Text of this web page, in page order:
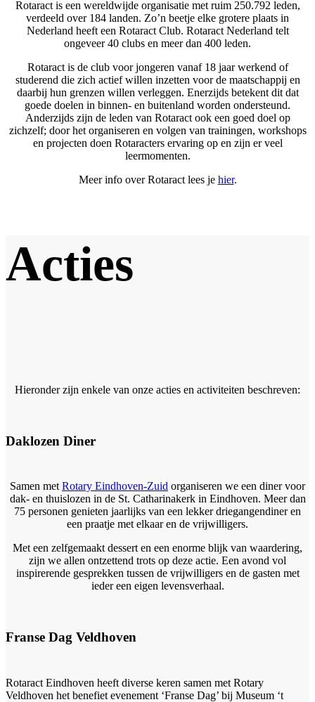
Rotaract is een wereldwijde organisatie met ruim 250.792 leden,
verdeeld over 184 landen. Zo’n beetje elke grotere plaats in
Nederland heeft een Rotaract Club. Rotaract Nederland telt
ongeveer 40 clubs en meer dan 400 leden.
Rotaract is de club voor jongeren vanaf 18 jaar werkend of
studerend die zich actief willen inzetten voor de maatschappij en
daarbij hun grenzen willen verleggen. Enerzijds betekent dit dat
goede doelen in binnen‐ en buitenland worden ondersteund.
Anderzijds zijn de leden van Rotaract ook een goed doel op
zichzelf; door het organiseren en volgen van trainingen, workshops
en projecten doen Rotaracters ervaring op en zijn er veel
leermomenten.
Meer info over Rotaract lees je hier.
Acties
Hieronder zijn enkele van onze acties en activiteiten beschreven:
Daklozen Diner
Samen met Rotary Eindhoven-Zuid organiseren we een diner voor
dak- en thuislozen in de St. Catharinakerk in Eindhoven. Meer dan
75 personen genieten jaarlijks van een lekker driegangendiner en
een praatje met elkaar en de vrijwilligers.
Met een zelfgemaakt dessert en een enorme blijk van waardering,
zijn we allen ontzettend trots op deze actie. Een avond vol
inspirerende gesprekken tussen de vrijwilligers en de gasten met
ieder een eigen levensverhaal.
Franse Dag Veldhoven
Rotaract Eindhoven heeft diverse keren samen met Rotary
Veldhoven het benefiet evenement ‘Franse Dag’ bij Museum ‘t